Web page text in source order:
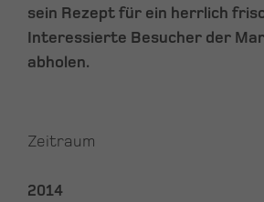
sein Rezept für ein herrlich
Interessierte Besucher der
abholen.
Zeitraum
2014